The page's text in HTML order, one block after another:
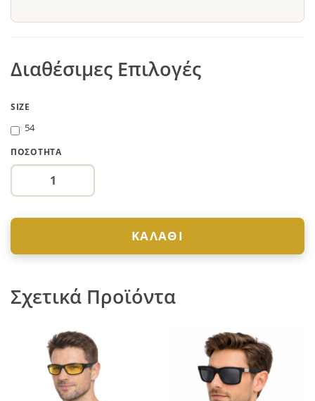
Διαθέσιμες Επιλογές
SIZE
54
ΠΟΣΌΤΗΤΑ
ΚΑΛΆΘΙ
Σχετικά Προϊόντα